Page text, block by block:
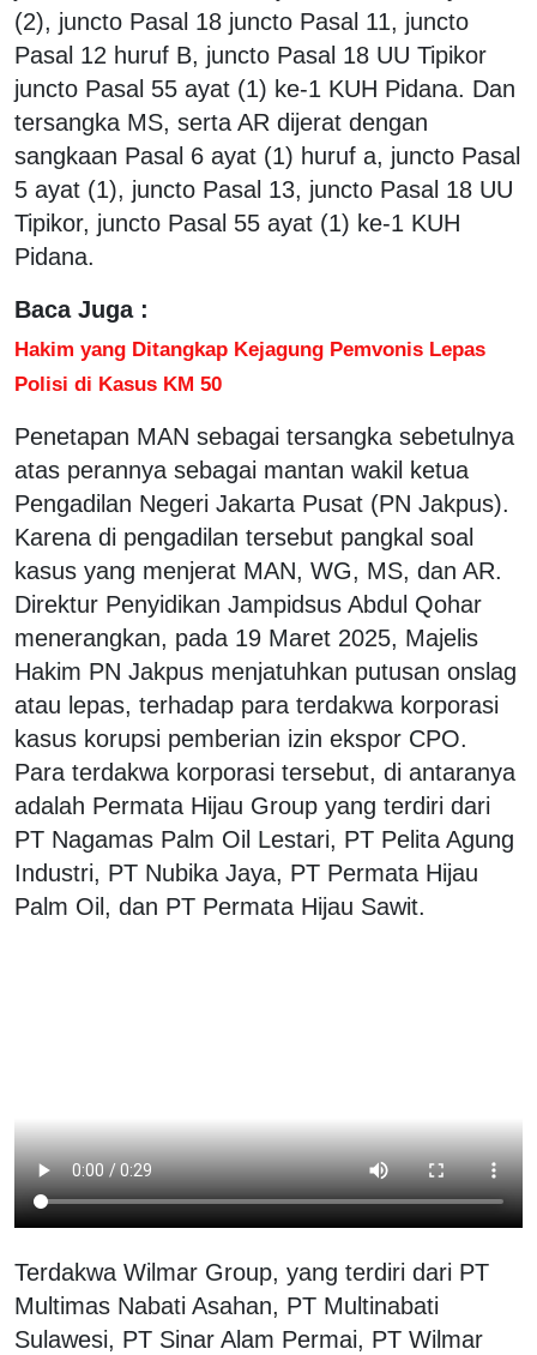
(2), juncto Pasal 18 juncto Pasal 11, juncto
Pasal 12 huruf B, juncto Pasal 18 UU Tipikor
juncto Pasal 55 ayat (1) ke-1 KUH Pidana. Dan
tersangka MS, serta AR dijerat dengan
sangkaan Pasal 6 ayat (1) huruf a, juncto Pasal
5 ayat (1), juncto Pasal 13, juncto Pasal 18 UU
Tipikor, juncto Pasal 55 ayat (1) ke-1 KUH
Pidana.
Baca Juga :
Hakim yang Ditangkap Kejagung Pemvonis Lepas
Polisi di Kasus KM 50
Penetapan MAN sebagai tersangka sebetulnya
atas perannya sebagai mantan wakil ketua
Pengadilan Negeri Jakarta Pusat (PN Jakpus).
Karena di pengadilan tersebut pangkal soal
kasus yang menjerat MAN, WG, MS, dan AR.
Direktur Penyidikan Jampidsus Abdul Qohar
menerangkan, pada 19 Maret 2025, Majelis
Hakim PN Jakpus menjatuhkan putusan onslag
atau lepas, terhadap para terdakwa korporasi
kasus korupsi pemberian izin ekspor CPO.
Para terdakwa korporasi tersebut, di antaranya
adalah Permata Hijau Group yang terdiri dari
PT Nagamas Palm Oil Lestari, PT Pelita Agung
Industri, PT Nubika Jaya, PT Permata Hijau
Palm Oil, dan PT Permata Hijau Sawit.
Terdakwa Wilmar Group, yang terdiri dari PT
Multimas Nabati Asahan, PT Multinabati
Sulawesi, PT Sinar Alam Permai, PT Wilmar